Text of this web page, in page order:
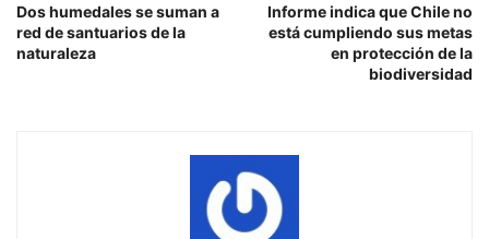
Dos humedales se suman a
red de santuarios de la
naturaleza
Informe indica que Chile no
está cumpliendo sus metas
en protección de la
biodiversidad